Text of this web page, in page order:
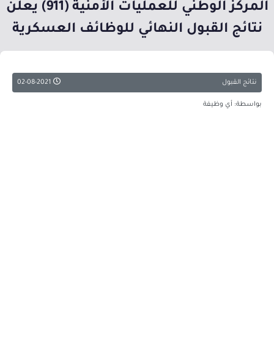
المركز الوطني للعمليات الأمنية (911) يعلن
نتائج القبول النهائي للوظائف العسكرية
نتائج القبول
بواسطة: أي وظيفة